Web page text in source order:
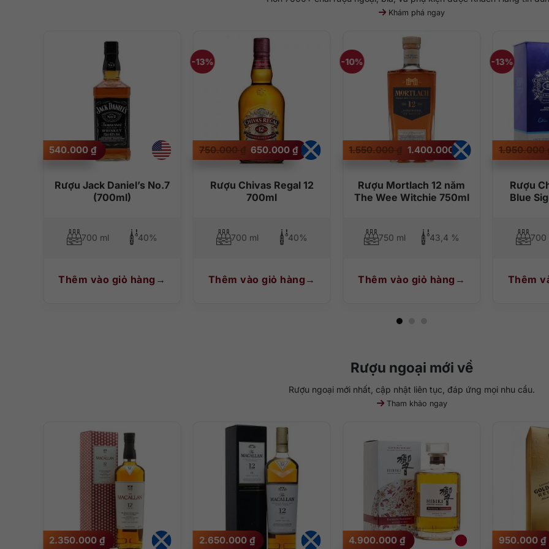
Khám phá ngay
Rượu Jack Daniel’s No.7
(700ml)
540.000₫
700 ml 40%
Thêm vào giỏ hàng
-13%
Rượu Chivas Regal 12
700ml
750.000₫ Giá
gốc
là:
650.000₫Giá
hiện
tại
650.000 ₫.
700 ml 40%
Thêm vào giỏ hàng
-10%
Rượu Mortlach 12 năm
The Wee Witchie 750ml
1.550.000₫ Giá
gốc
là:
1.400.000₫Giá
hiện
tại
1.400.000 ₫.
750 ml 43,4 %
Thêm vào giỏ hàng
-13%
Rượu
Blue
1.950.000
700
Thêm
Rượu ngoại mới về
Rượu ngoại mới nhất, cập nhật liên tục, đáp ứng mọi nhu cầu.
Tham khảo ngay
2.350.000₫ 2.650.000 ₫ 4.900.000₫ 950.000 ₫